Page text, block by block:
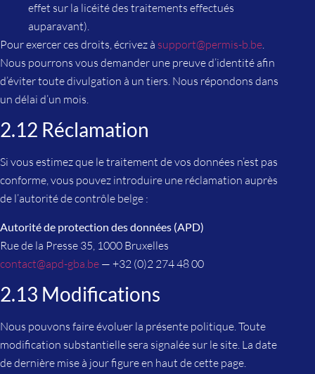
effet sur la licéité des traitements effectués
auparavant).
Pour exercer ces droits, écrivez à support@permis-b.be.
Nous pourrons vous demander une preuve d’identité afin
d’éviter toute divulgation à un tiers. Nous répondons dans
un délai d’un mois.
2.12 Réclamation
Si vous estimez que le traitement de vos données n’est pas
conforme, vous pouvez introduire une réclamation auprès
de l’autorité de contrôle belge :
Autorité de protection des données (APD)
Rue de la Presse 35, 1000 Bruxelles
contact@apd-gba.be — +32 (0)2 274 48 00
2.13 Modifications
Nous pouvons faire évoluer la présente politique. Toute
modification substantielle sera signalée sur le site. La date
de dernière mise à jour figure en haut de cette page.